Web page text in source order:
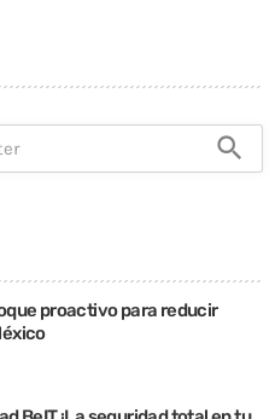
search
proactivo para reducir